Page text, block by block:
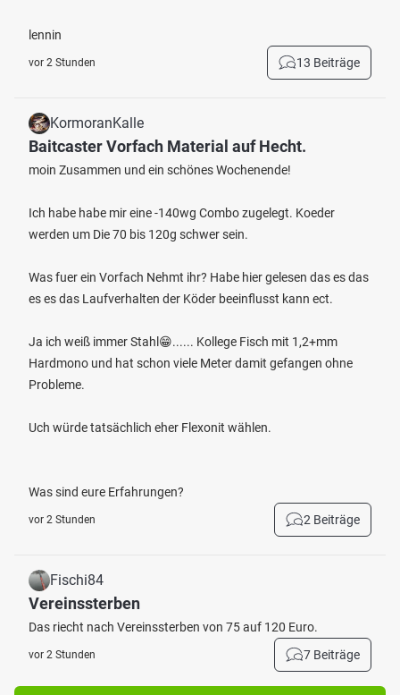
lennin
vor 2 Stunden 13 Beiträge
KormoranKalle
Baitcaster Vorfach Material auf Hecht.
moin Zusammen und ein schönes Wochenende!
Ich habe habe mir eine -140wg Combo zugelegt. Koeder
werden um Die 70 bis 120g schwer sein.
Was fuer ein Vorfach Nehmt ihr? Habe hier gelesen das es das
es es das Laufverhalten der Köder beeinflusst kann ect.
Ja ich weiß immer Stahl😁...... Kollege Fisch mit 1,2+mm
Hardmono und hat schon viele Meter damit gefangen ohne
Probleme.
Uch würde tatsächlich eher Flexonit wählen.
Was sind eure Erfahrungen?
vor 2 Stunden 2 Beiträge
Fischi84
Vereinssterben
Das riecht nach Vereinssterben von 75 auf 120 Euro.
vor 2 Stunden 7 Beiträge